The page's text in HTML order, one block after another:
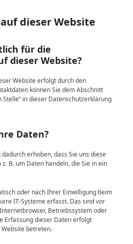
dieser Website
für die
dieser Website?
Website erfolgt durch den
können Sie dem Abschnitt
in dieser Datenschutzerklärung
Daten?
erhoben, dass Sie uns diese
B. um Daten handeln, die Sie in ein
oder nach Ihrer Einwilligung beim
IT-Systeme erfasst. Das sind vor
Betriebssystem oder
Erfassung dieser Daten erfolgt
betreten.